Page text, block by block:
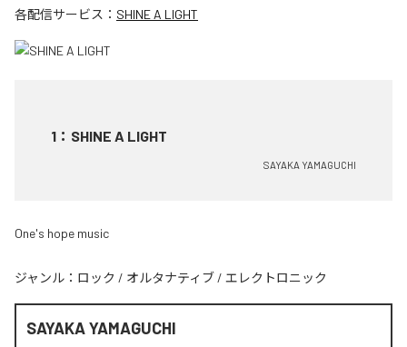
各配信サービス： SHINE A LIGHT
1 ： SHINE A LIGHT
SAYAKA YAMAGUCHI
One's hope music
ジャンル： ロック / オルタナティブ / エレクトロニック
SAYAKA YAMAGUCHI